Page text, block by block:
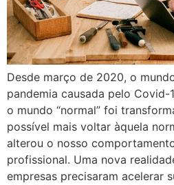
Desde março de 2020, o
pandemia causada pelo Covid-
o mundo “normal” foi
possível mais voltar àquela
alterou o nosso
profissional. Uma nova
empresas precisaram acelerar